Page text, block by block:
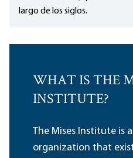
largo de los siglos.
WHAT IS THE
INSTITUTE?
The Mises Institute is
organization that